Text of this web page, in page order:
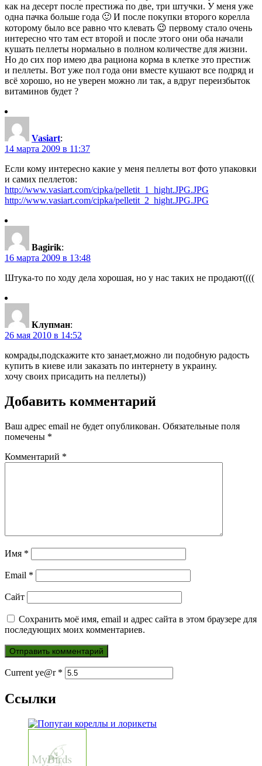
как на десерт после престижа по две, три штучки. У меня уже
одна пачка больше года 🙂 И после покупки второго корелла
которому было все равно что клевать 😉 первому стало очень
интересно что там ест второй и после этого они оба начали
кушать пеллеты нормально в полном количестве для жизни.
Но до сих пор имею два рациона корма в клетке это престиж
и пеллеты. Вот уже пол года они вместе кушают все подряд и
всё хорошо, но не уверен можно ли так, а вдруг переизбыток
витаминов будет ?
Vasiart:
14 марта 2009 в 11:37
Если кому интересно какие у меня пеллеты вот фото упаковки
и самих пеллетов:
http://www.vasiart.com/cipka/pelletit_1_hight.JPG.JPG
http://www.vasiart.com/cipka/pelletit_2_hight.JPG.JPG
Bagirik:
16 марта 2009 в 13:48
Штука-то по ходу дела хорошая, но у нас таких не продают((((
Клупман:
26 мая 2010 в 14:52
комрады,подскажите кто занает,можно ли подобную радость
купить в киеве или заказать по интернету в украину.
хочу своих присадить на пеллеты))
Добавить комментарий
Ваш адрес email не будет опубликован. Обязательные поля
помечены *
Комментарий *
Имя *
Email *
Сайт
Сохранить моё имя, email и адрес сайта в этом браузере для
последующих моих комментариев.
Current ye@r *
Ссылки